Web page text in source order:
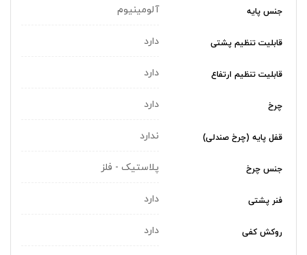
جنس پایه آلومینیوم
قابلیت تنظیم پشتی دارد
قابلیت تنظیم ارتفاع دارد
چرخ دارد
قفل پایه (چرخ صندلی) ندارد
جنس چرخ پلاستیک - فلز
فنر پشتی دارد
روکش کفی دارد